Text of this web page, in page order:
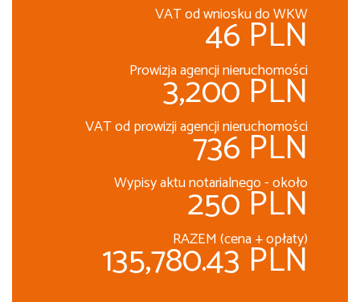
VAT od wniosku do WKW
46 PLN
Prowizja agencji nieruchomości
3,200 PLN
VAT od prowizji agencji nieruchomości
736 PLN
Wypisy aktu notarialnego - około
250 PLN
RAZEM (cena + opłaty)
135,780.43 PLN